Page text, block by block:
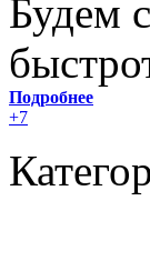
Будем
Подробнее
+7